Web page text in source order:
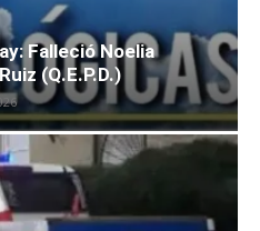
Falleció Noelia
(Q.E.P.D.)